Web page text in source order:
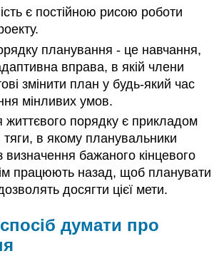
є постійною рисою роботи
планування - це навчання,
вправа, в якій члени
змінити план у будь-який час
мінливих умов.
життєвого порядку є прикладом
в якому планувальники
визначення бажаного кінцевого
працюють назад, щоб планувати
досягти цієї мети.
думати про